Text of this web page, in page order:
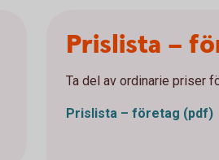
Prislista –
Ta del av ordinarie priser
Prislista – företag (pdf)